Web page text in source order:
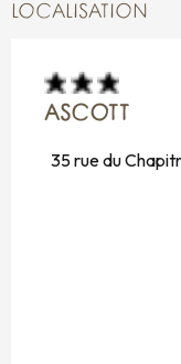
LOCALISATION
ASCOTT
35 rue du